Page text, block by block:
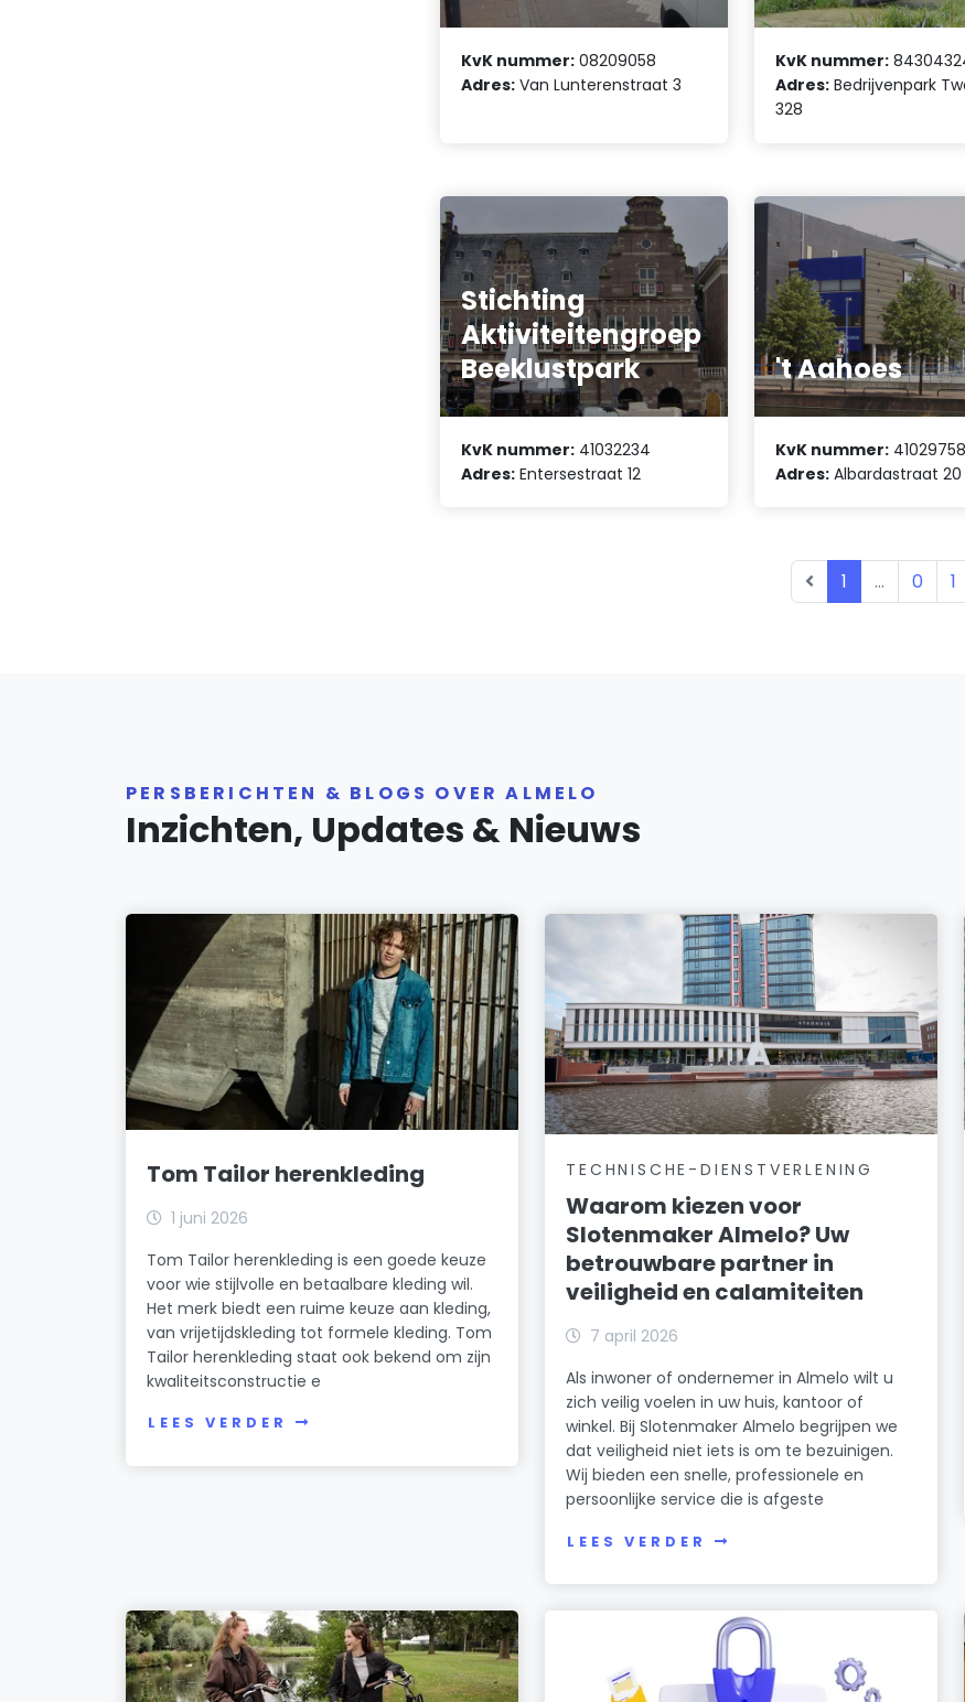
KvK nummer: 08209058
Adres: Van Lunterenstraat 3
KvK nummer:
Adres: Bedrijvenpark
328
Stichting
Aktiviteitengroep
Beeklustpark
KvK nummer: 41032234
Adres: Entersestraat 12
't Aahoes
KvK nummer: 41029758
Adres: Albardastraat 20
1 ... 0 1
PERSBERICHTEN & BLOGS OVER ALMELO
Inzichten, Updates & Nieuws
Tom Tailor herenkleding
1 juni 2026
Tom Tailor herenkleding is een goede keuze
voor wie stijlvolle en betaalbare kleding wil.
Het merk biedt een ruime keuze aan kleding,
van vrijetijdskleding tot formele kleding. Tom
Tailor herenkleding staat ook bekend om zijn
kwaliteitsconstructie e
LEES VERDER
TECHNISCHE-DIENSTVERLENING
Waarom kiezen voor
Slotenmaker Almelo? Uw
betrouwbare partner in
veiligheid en calamiteiten
7 april 2026
Als inwoner of ondernemer in Almelo wilt u
zich veilig voelen in uw huis, kantoor of
winkel. Bij Slotenmaker Almelo begrijpen we
dat veiligheid niet iets is om te bezuinigen.
Wij bieden een snelle, professionele en
persoonlijke service die is afgeste
LEES VERDER